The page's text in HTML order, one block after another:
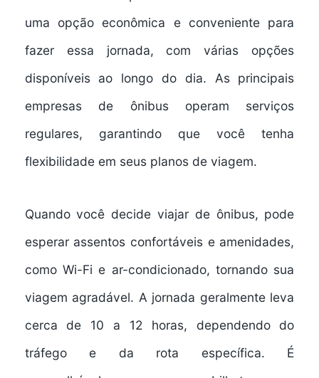
uma opção econômica e conveniente para
fazer essa jornada, com várias opções
disponíveis ao longo do dia. As principais
empresas de ônibus operam serviços
regulares, garantindo que você tenha
flexibilidade em seus planos de viagem.
Quando você decide viajar de ônibus, pode
esperar assentos confortáveis e amenidades,
como Wi-Fi e ar-condicionado, tornando sua
viagem agradável. A jornada geralmente leva
cerca de 10 a 12 horas, dependendo do
tráfego e da rota específica. É